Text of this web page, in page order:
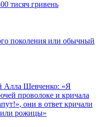
тисяч гривень
поколения или обычный
Алла Шевченко: «Я
проволоке и кричала
они в ответ кричали
рожицы»